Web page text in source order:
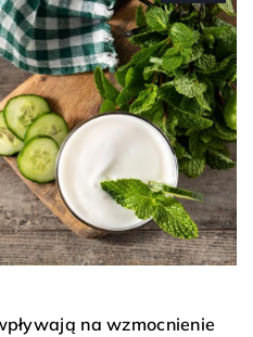
na wzmocnienie